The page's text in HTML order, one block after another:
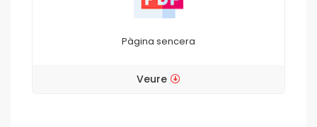
Pàgina sencera
Veure